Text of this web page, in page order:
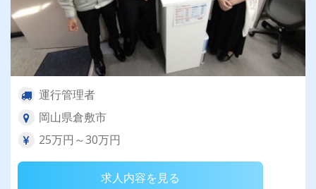
運行管理者
岡山県倉敷市
25万円～30万円
求人内容を見る